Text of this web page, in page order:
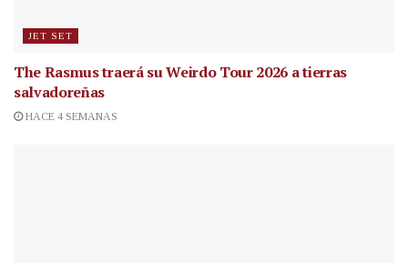
JET SET
The Rasmus traerá su Weirdo Tour 2026 a tierras
salvadoreñas
HACE 4 SEMANAS